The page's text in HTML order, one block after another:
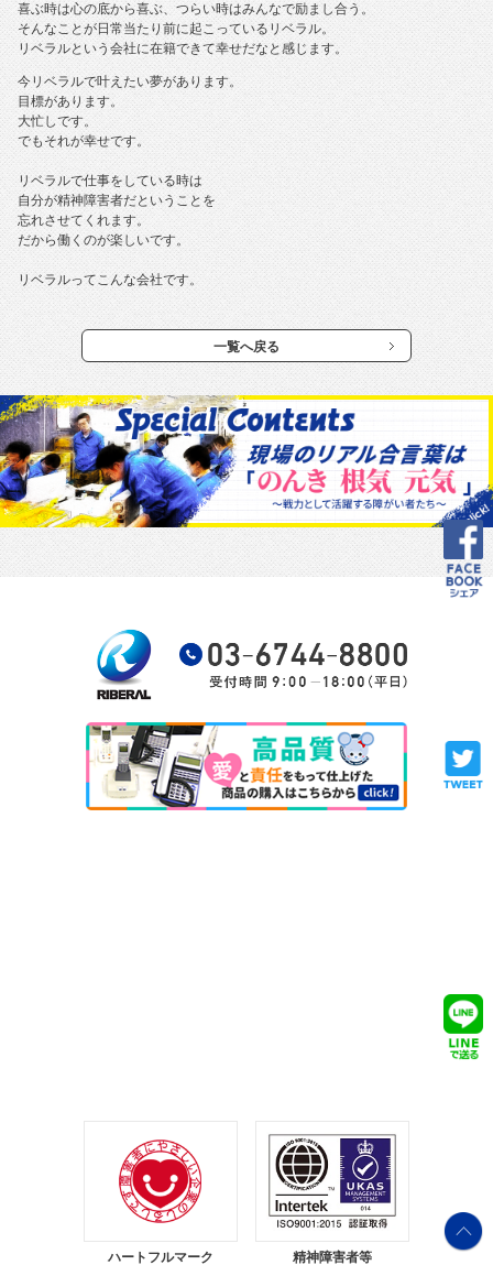
喜ぶ時は心の底から喜ぶ、つらい時はみんなで励まし合う。
そんなことが日常当たり前に起こっているリベラル。
リベラルという会社に在籍できて幸せだなと感じます。
今リベラルで叶えたい夢があります。
目標があります。
大忙しです。
でもそれが幸せです。
リベラルで仕事をしている時は
自分が精神障害者だということを
忘れさせてくれます。
だから働くのが楽しいです。
リベラルってこんな会社です。
一覧へ戻る
ハートフルマーク 精神障害者等